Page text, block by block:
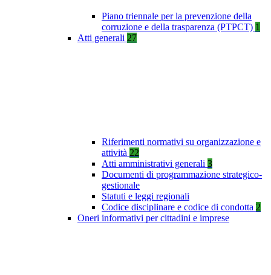
Piano triennale per la prevenzione della
corruzione e della trasparenza (PTPCT) 1
Atti generali 27
Riferimenti normativi su organizzazione e
attività 22
Atti amministrativi generali 3
Documenti di programmazione strategico-
gestionale
Statuti e leggi regionali
Codice disciplinare e codice di condotta 2
Oneri informativi per cittadini e imprese